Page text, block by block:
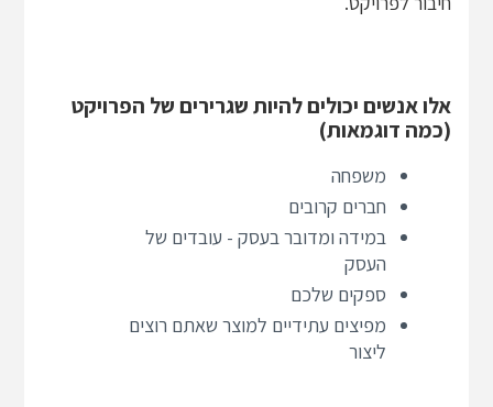
אלו אנשים יכולים להיות שגרירים של הפרויקט
(כמה דוגמאות)
משפחה
חברים קרובים
במידה ומדובר בעסק - עובדים של
העסק
ספקים שלכם
מפיצים עתידיים למוצר שאתם רוצים
ליצור